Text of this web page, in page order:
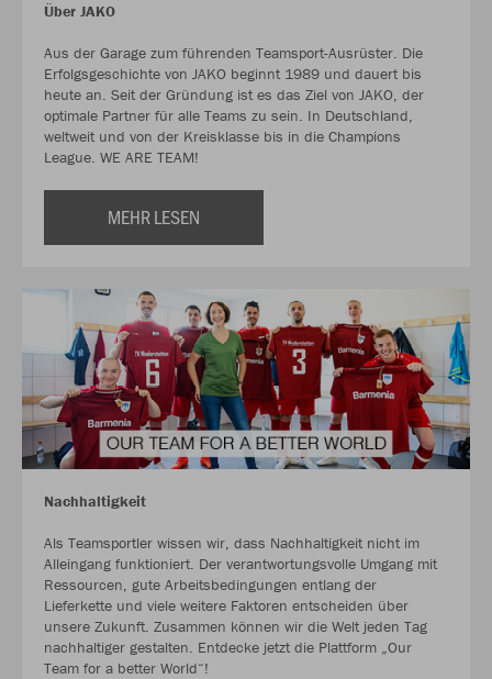
Über JAKO
Aus der Garage zum führenden Teamsport-Ausrüster. Die
Erfolgsgeschichte von JAKO beginnt 1989 und dauert bis
heute an. Seit der Gründung ist es das Ziel von JAKO, der
optimale Partner für alle Teams zu sein. In Deutschland,
weltweit und von der Kreisklasse bis in die Champions
League. WE ARE TEAM!
MEHR LESEN
Nachhaltigkeit
Als Teamsportler wissen wir, dass Nachhaltigkeit nicht im
Alleingang funktioniert. Der verantwortungsvolle Umgang mit
Ressourcen, gute Arbeitsbedingungen entlang der
Lieferkette und viele weitere Faktoren entscheiden über
unsere Zukunft. Zusammen können wir die Welt jeden Tag
nachhaltiger gestalten. Entdecke jetzt die Plattform „Our
Team for a better World“!